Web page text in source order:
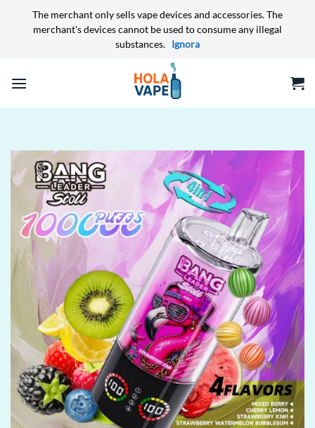
The merchant only sells vape devices and accessories. The
merchant's devices cannot be used to consume any illegal
substances. Ignora